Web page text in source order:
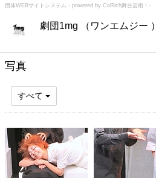
団体WEBサイトシステム - powered by CoRich舞台芸術！-
劇団1mg （ワンエムジー ）
写真
すべて